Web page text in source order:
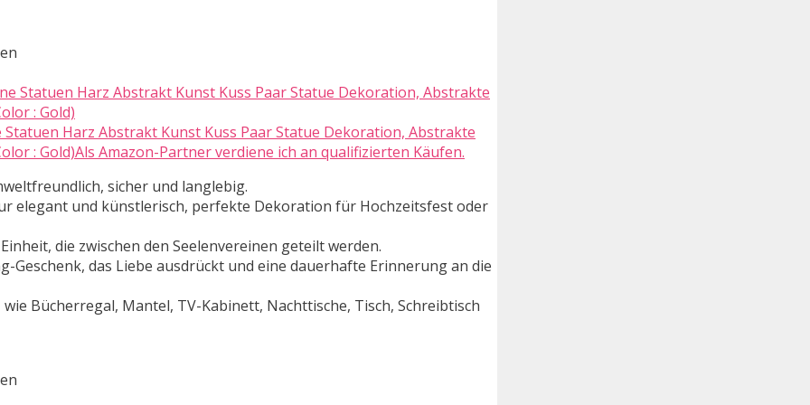
Harz Abstrakt Kunst Kuss Paar Statue Dekoration, Abstrakte
: Gold)Als Amazon-Partner verdiene ich an qualifizierten Käufen.
sicher und langlebig.
elegant und künstlerisch, perfekte Dekoration für Hochzeitsfest oder
die zwischen den Seelenvereinen geteilt werden.
das Liebe ausdrückt und eine dauerhafte Erinnerung an die
Bücherregal, Mantel, TV-Kabinett, Nachttische, Tisch, Schreibtisch